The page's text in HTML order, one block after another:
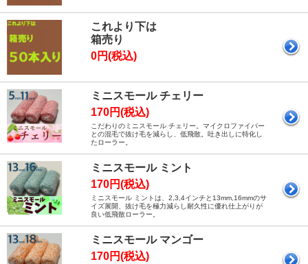
これより下は
箱売り
0円(税込)
ミニスモール チェリー
170円(税込)
こだわりのミニスモール チェリー。マイクロファイバー
との混毛で抜け毛を減らし、低飛散。吐き出しに特化し
たローラー。
ミニスモール ミント
170円(税込)
ミニスモール ミントは、2,3,4インチと13mm,16mmのサ
イズ展開、抜け毛を極力減らし耐久性に優れ仕上がりが
良い低飛散ローラー。
ミニスモール マンゴー
170円(税込)